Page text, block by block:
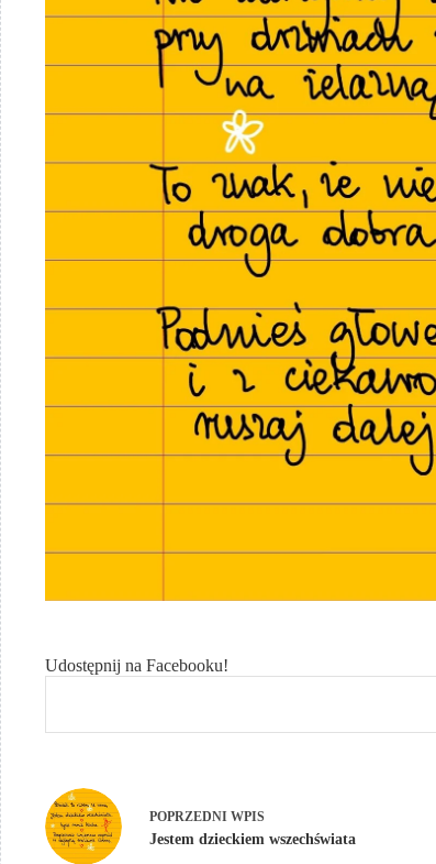
Udostępnij na Facebooku!
POPRZEDNI WPIS
Jestem dzieckiem wszechświata